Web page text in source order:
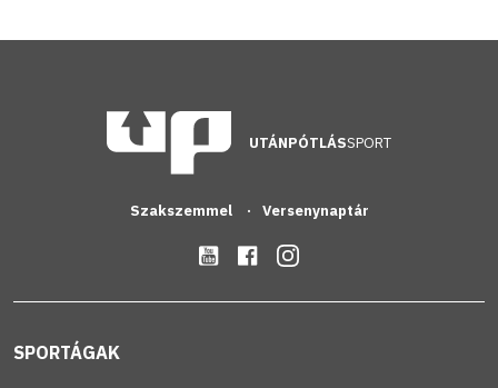
UTÁNPÓTLÁSSPORT
Szakszemmel Versenynaptár
SPORTÁGAK